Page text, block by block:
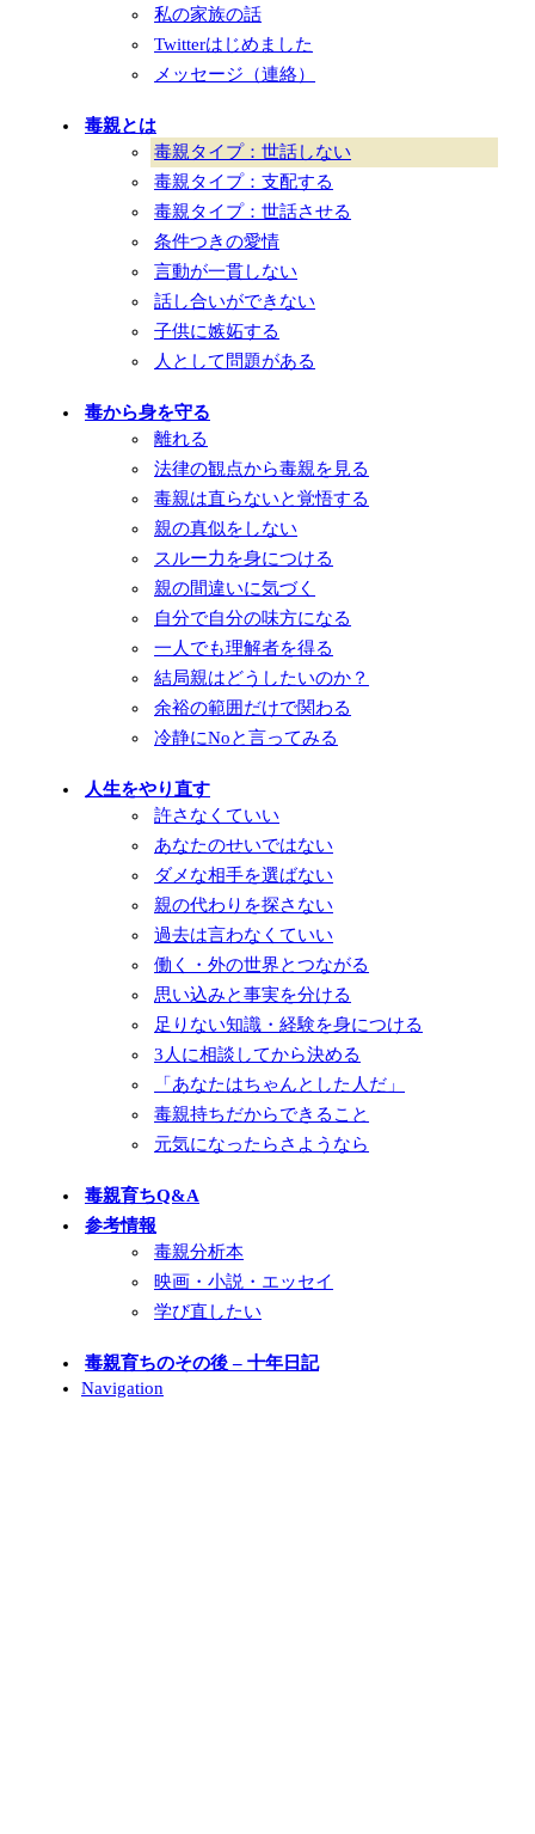
私の家族の話
Twitterはじめました
メッセージ（連絡）
毒親とは
毒親タイプ：世話しない
毒親タイプ：支配する
毒親タイプ：世話させる
条件つきの愛情
言動が一貫しない
話し合いができない
子供に嫉妬する
人として問題がある
毒から身を守る
離れる
法律の観点から毒親を見る
毒親は直らないと覚悟する
親の真似をしない
スルー力を身につける
親の間違いに気づく
自分で自分の味方になる
一人でも理解者を得る
結局親はどうしたいのか？
余裕の範囲だけで関わる
冷静にNoと言ってみる
人生をやり直す
許さなくていい
あなたのせいではない
ダメな相手を選ばない
親の代わりを探さない
過去は言わなくていい
働く・外の世界とつながる
思い込みと事実を分ける
足りない知識・経験を身につける
3人に相談してから決める
「あなたはちゃんとした人だ」
毒親持ちだからできること
元気になったらさようなら
毒親育ちQ&A
参考情報
毒親分析本
映画・小説・エッセイ
学び直したい
毒親育ちのその後 – 十年日記
Navigation